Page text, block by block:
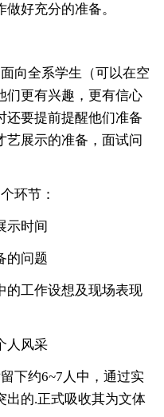
好充分的准备。
全系学生（可以在空
们更有兴趣，更有信心
还要提前提醒他们准备
艺展示的准备，面试问
环节：
时间
问题
工作设想及现场表现
风采
约6~7人中，通过实
出的.正式吸收其为文体